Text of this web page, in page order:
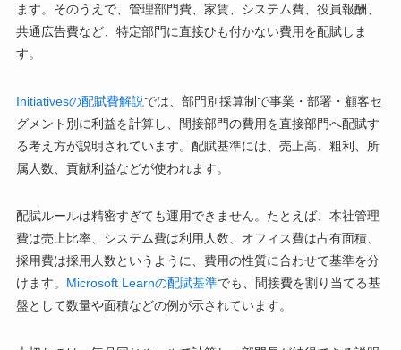
ます。そのうえで、管理部門費、家賃、システム費、役員報酬、
共通広告費など、特定部門に直接ひも付かない費用を配賦しま
す。
Initiativesの配賦費解説では、部門別採算制で事業・部署・顧客セ
グメント別に利益を計算し、間接部門の費用を直接部門へ配賦す
る考え方が説明されています。配賦基準には、売上高、粗利、所
属人数、貢献利益などが使われます。
配賦ルールは精密すぎても運用できません。たとえば、本社管理
費は売上比率、システム費は利用人数、オフィス費は占有面積、
採用費は採用人数というように、費用の性質に合わせて基準を分
けます。 Microsoft Learnの配賦基準でも、間接費を割り当てる基
盤として数量や面積などの例が示されています。